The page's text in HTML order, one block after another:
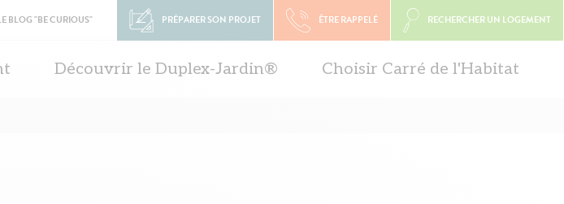
BLOG "BE CURIOUS" PRÉPARER SON PROJET ÊTRE RAPPELÉ RECHERCHER UN LOGEMENT
Découvrir le Duplex-Jardin® Choisir Carré de l'Habitat